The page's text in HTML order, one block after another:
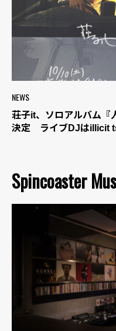
NEWS
荘子it、ソロアルバム『
決定 ライブDJはillicit
Spincoaster